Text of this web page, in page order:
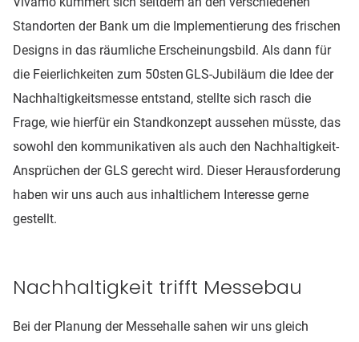
Standorten der Bank um die Implementierung des frischen
Designs in das räumliche Erscheinungsbild. Als dann für
die Feierlichkeiten zum 50sten GLS-Jubiläum die Idee der
Nachhaltigkeitsmesse entstand, stellte sich rasch die
Frage, wie hierfür ein Standkonzept aussehen müsste, das
sowohl den kommunikativen als auch den Nachhaltigkeit-
Ansprüchen der GLS gerecht wird. Dieser Herausforderung
haben wir uns auch aus inhaltlichem Interesse gerne
gestellt.
Nachhaltigkeit trifft Messebau
Bei der Planung der Messehalle sahen wir uns gleich